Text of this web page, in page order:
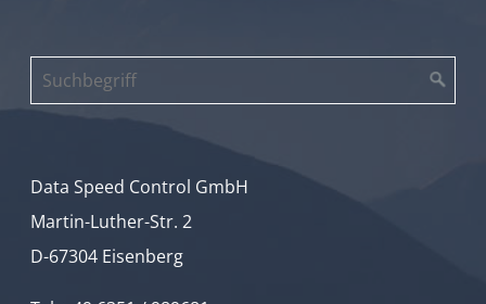
Data Speed Control GmbH
Martin-Luther-Str. 2
D-67304 Eisenberg